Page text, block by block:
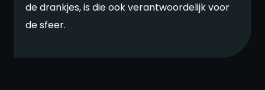
de drankjes, is die ook verantwoordelijk voor
de sfeer.